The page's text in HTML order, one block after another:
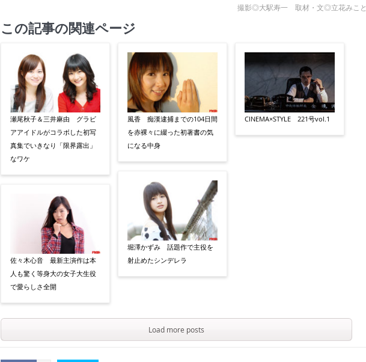
撮影◎大駅寿一 取材・文◎立花みこと
この記事の関連ページ
瀬尾秋子＆三井麻由 グラビ
アアイドルがコラボした初写
真集でいきなり「限界露出」
なワケ
佐々木心音 最新主演作は本
人も驚く等身大の女子大生役
で愛らしさ全開
風香 痴漢逮捕までの104日間
を赤裸々に綴った初著書の気
になる中身
堀澤かずみ 話題作で主役を
射止めたシンデレラ
CINEMA×STYLE 221号vol.1
Load more posts